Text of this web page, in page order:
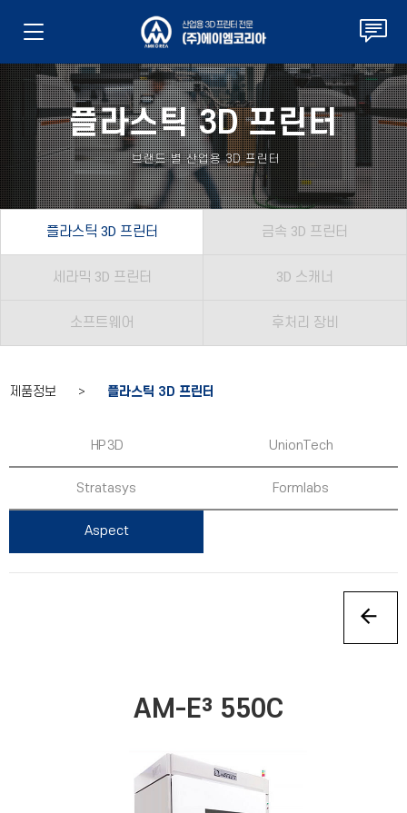
플라스틱 3D 프린터
브랜드 별 산업용 3D 프린터
플라스틱 3D 프린터 금속 3D 프린터
세라믹 3D 프린터 3D 스캐너
소프트웨어 후처리 장비
제품정보 > 플라스틱 3D 프린터
HP 3D UnionTech
Stratasys Formlabs
Aspect
AM-E³ 550C